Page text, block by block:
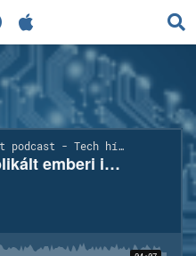
KERESÉS